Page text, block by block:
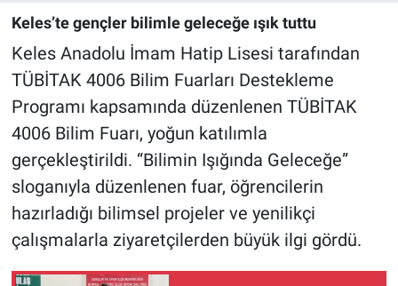
Keles’te gençler bilimle geleceğe ışık tuttu
Keles Anadolu İmam Hatip Lisesi tarafından
TÜBİTAK 4006 Bilim Fuarları Destekleme
Programı kapsamında düzenlenen TÜBİTAK
4006 Bilim Fuarı, yoğun katılımla
gerçekleştirildi. “Bilimin Işığında Geleceğe”
sloganıyla düzenlenen fuar, öğrencilerin
hazırladığı bilimsel projeler ve yenilikçi
çalışmalarla ziyaretçilerden büyük ilgi gördü.
Magazin
Siyaset
Yaşam
Spor
Nöbetçi Eczaneler